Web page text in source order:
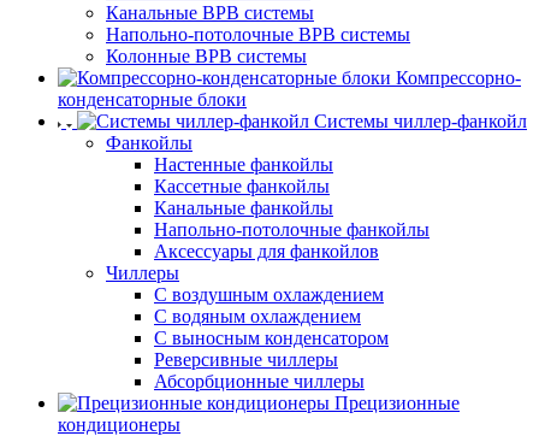
Канальные ВРВ системы
Напольно-потолочные ВРВ системы
Колонные ВРВ системы
Компрессорно-
конденсаторные блоки
Системы чиллер-фанкойл
Фанкойлы
Настенные фанкойлы
Кассетные фанкойлы
Канальные фанкойлы
Напольно-потолочные фанкойлы
Аксессуары для фанкойлов
Чиллеры
С воздушным охлаждением
С водяным охлаждением
С выносным конденсатором
Реверсивные чиллеры
Абсорбционные чиллеры
Прецизионные
кондиционеры